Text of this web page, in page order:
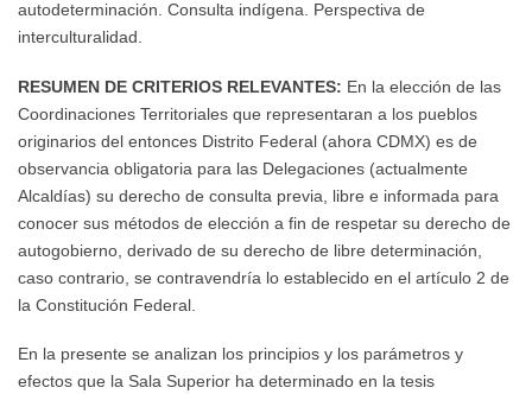
autodeterminación. Consulta indígena. Perspectiva de
interculturalidad.
RESUMEN DE CRITERIOS RELEVANTES: En la elección de las
Coordinaciones Territoriales que representaran a los pueblos
originarios del entonces Distrito Federal (ahora CDMX) es de
observancia obligatoria para las Delegaciones (actualmente
Alcaldías) su derecho de consulta previa, libre e informada para
conocer sus métodos de elección a fin de respetar su derecho de
autogobierno, derivado de su derecho de libre determinación,
caso contrario, se contravendría lo establecido en el artículo 2 de
la Constitución Federal.
En la presente se analizan los principios y los parámetros y
efectos que la Sala Superior ha determinado en la tesis